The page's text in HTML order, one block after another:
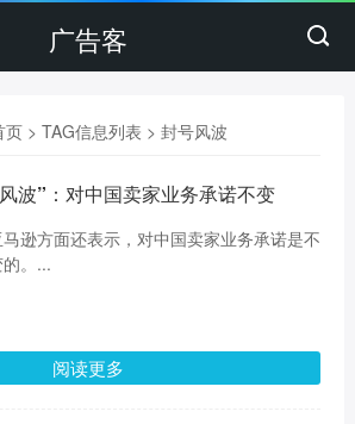
广告客
页> TAG信息列表 > 封号风波
波”：对中国卖家业务承诺不变
马逊方面还表示，对中国卖家业务承诺是不
。...
阅读更多